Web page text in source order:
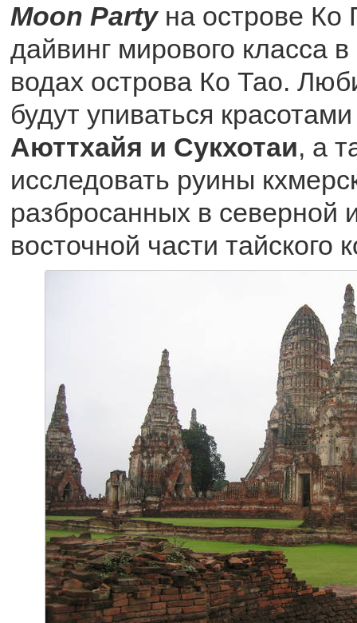
Moon Party на острове Ко
дайвинг мирового класса
водах острова Ко Тао.
будут упиваться
Аюттхайя и Сукхотаи, а
исследовать руины
разбросанных в северной
восточной части тайского